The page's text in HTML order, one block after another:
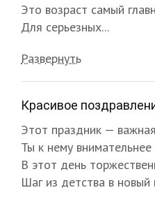
Это возраст самый
Для серьезных...
Развернуть
Красивое
Этот праздник —
Ты к нему внимательнее
В этот день
Шаг из детства в новый